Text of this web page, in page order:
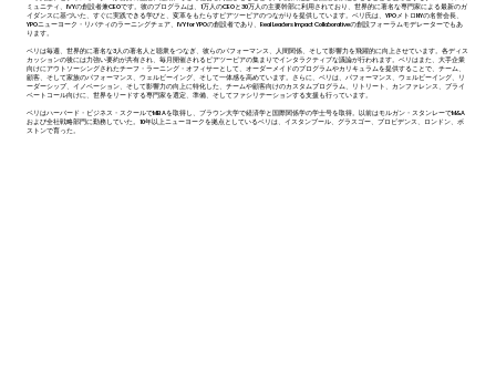
ミュニティ、IVYの創設者兼CEOです。彼のプログラムは、1万人のCEOと30万人の主要幹部に利用されており、世界的に著名な専門家による最新のガ
イダンスに基づいた、すぐに実践できる学びと、変革をもたらすピアツーピアのつながりを提供しています。ベリ氏は、YPOメトロNYの名誉会長、
YPOニューヨーク・リバティのラーニングチェア、IVY for YPOの創設者であり、Real Leaders Impact Collaborativeの創設フォーラムモデレーターでもあ
ります。
ベリは毎週、世界的に著名な3人の著名人と聴衆をつなぎ、彼らのパフォーマンス、人間関係、そして影響力を飛躍的に向上させています。各ディス
カッションの後には力強い要約が共有され、毎月開催されるピアツーピアの集まりでインタラクティブな議論が行われます。ベリはまた、大手企業
向けにアウトソーシングされたチーフ・ラーニング・オフィサーとして、オーダーメイドのプログラムやカリキュラムを提供することで、チーム、
顧客、そして家族のパフォーマンス、ウェルビーイング、そして一体感を高めています。さらに、ベリは、パフォーマンス、ウェルビーイング、リ
ーダーシップ、イノベーション、そして影響力の向上に特化した、チームや顧客向けのカスタムプログラム、リトリート、カンファレンス、プライ
ベートコール向けに、世界をリードする専門家を選定、準備、そしてファシリテーションする支援も行っています。
ベリはハーバード・ビジネス・スクールでMBAを取得し、ブラウン大学で経済学と国際関係学の学士号を取得。以前はモルガン・スタンレーでM&A
および全社戦略部門に勤務していた。10年以上ニューヨークを拠点としているベリは、イスタンブール、グラスゴー、プロビデンス、ロンドン、ボ
ストンで育った。